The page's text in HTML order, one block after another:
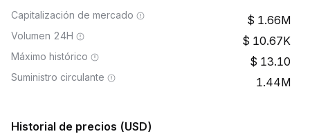
Capitalización de mercado 1.66M
Volumen 24H 10.67K
Máximo histórico 13.10
Suministro circulante 1.44M
Historial de precios (USD)